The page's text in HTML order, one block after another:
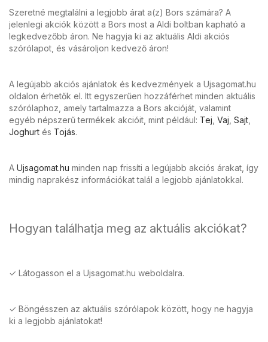
Szeretné megtalálni a legjobb árat a(z) Bors számára? A
jelenlegi akciók között a Bors most a Aldi boltban kapható a
legkedvezőbb áron. Ne hagyja ki az aktuális Aldi akciós
szórólapot, és vásároljon kedvező áron!
A legújabb akciós ajánlatok és kedvezmények a Ujsagomat.hu
oldalon érhetők el. Itt egyszerűen hozzáférhet minden aktuális
szórólaphoz, amely tartalmazza a Bors akcióját, valamint
egyéb népszerű termékek akcióit, mint például: Tej Vaj Sajt
Joghurt és Tojás.
A Ujsagomat.hu minden nap frissíti a legújabb akciós árakat, így
mindig naprakész információkat talál a legjobb ajánlatokkal.
Hogyan találhatja meg az aktuális akciókat?
✓ Látogasson el a Ujsagomat.hu weboldalra.
✓ Böngésszen az aktuális szórólapok között, hogy ne hagyja
ki a legjobb ajánlatokat!